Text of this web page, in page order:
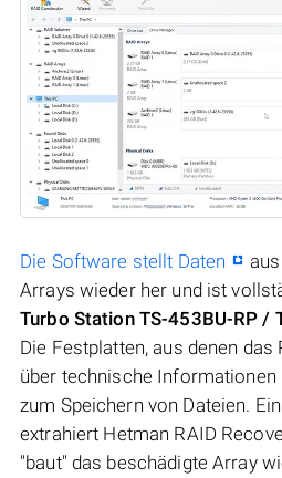
Die Software stellt Daten
Arrays wieder her und ist
Turbo Station TS-453BU-RP /
Die Festplatten, aus denen das
über technische
zum Speichern von Dateien.
extrahiert Hetman RAID
"baut" das beschädigte Array